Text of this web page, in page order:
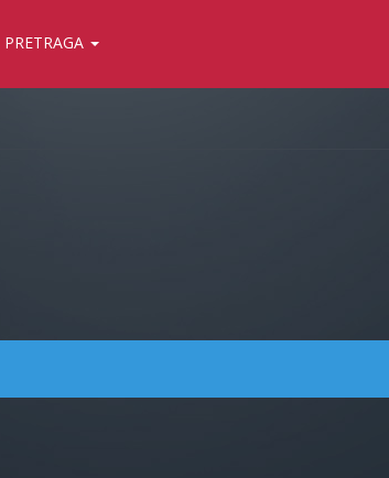
PRETRAGA